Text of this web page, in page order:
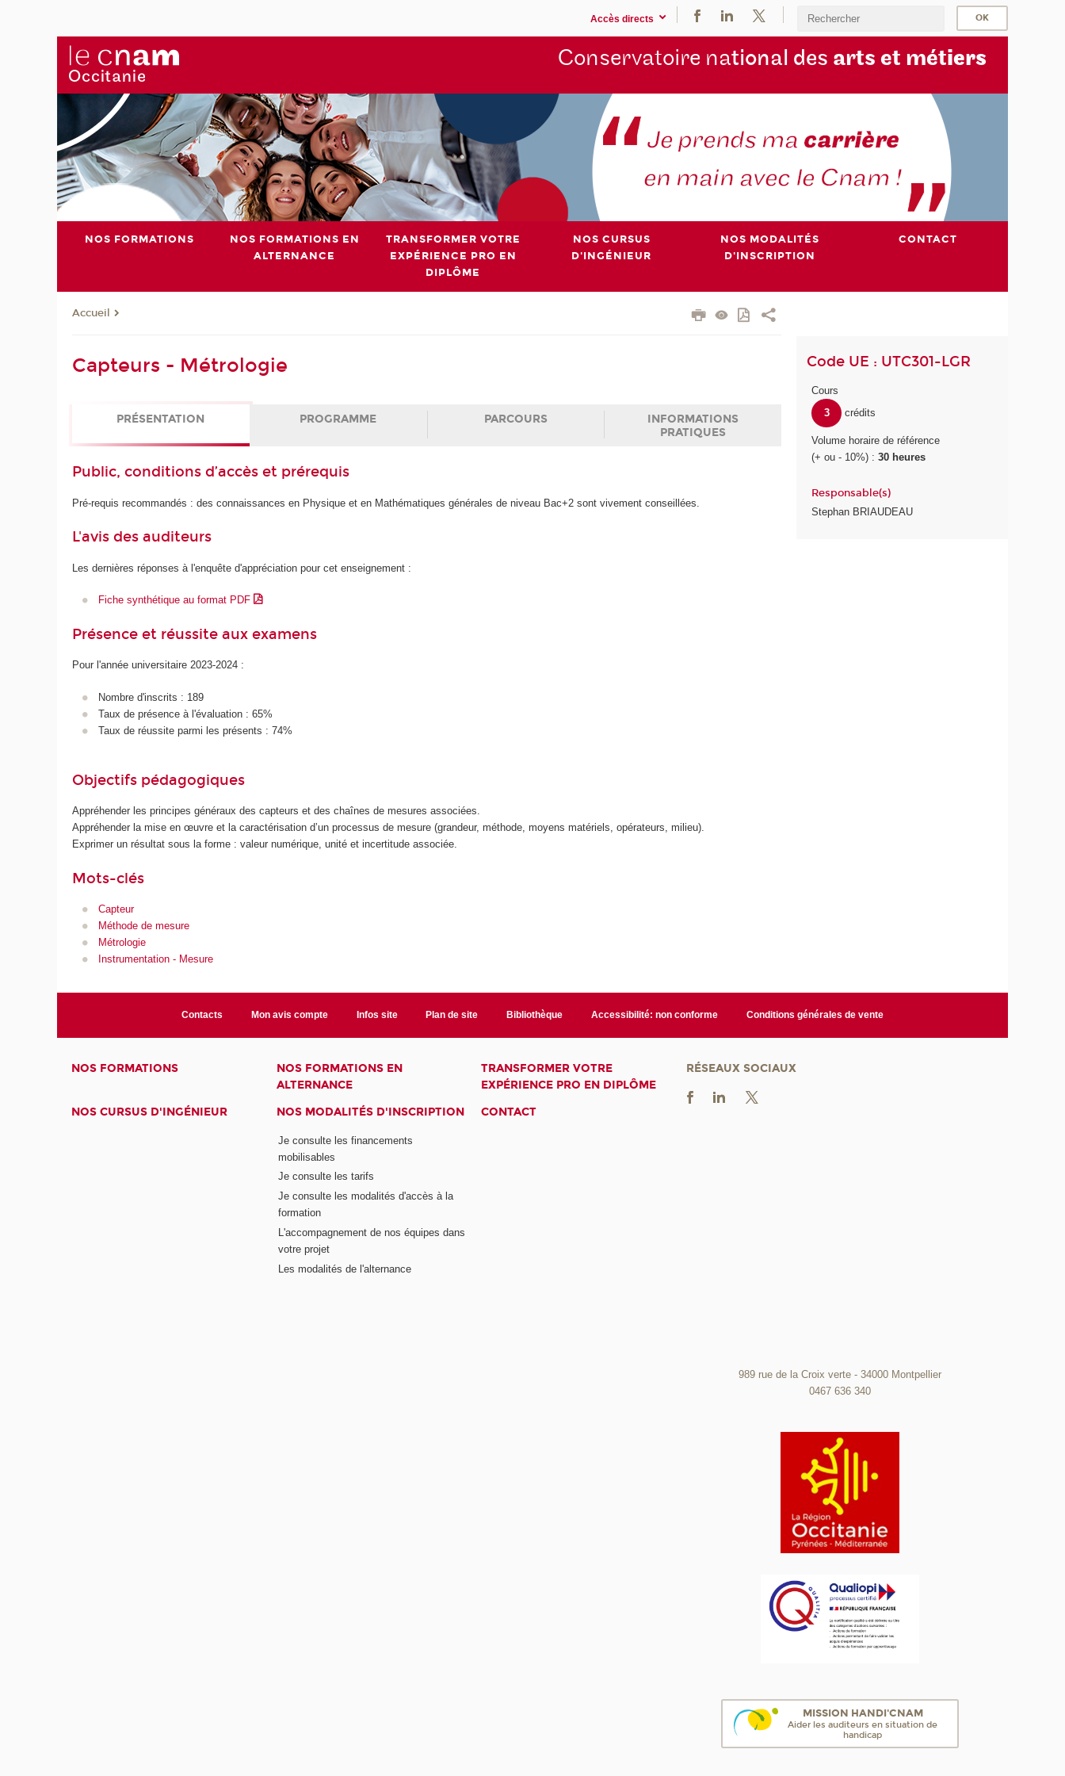
Accès directs
Conservatoire national des arts et métiers
NOS FORMATIONS
NOS FORMATIONS EN
ALTERNANCE
TRANSFORMER VOTRE
EXPÉRIENCE PRO EN
DIPLÔME
NOS CURSUS
D'INGÉNIEUR
NOS MODALITÉS
D'INSCRIPTION
CONTACT
Accueil
Capteurs - Métrologie
PRÉSENTATION PROGRAMME PARCOURS
INFORMATIONS
PRATIQUES
Public, conditions d’accès et prérequis
Pré-requis recommandés : des connaissances en Physique et en Mathématiques générales de niveau Bac+2 sont vivement conseillées.
L'avis des auditeurs
Les dernières réponses à l'enquête d'appréciation pour cet enseignement :
Fiche synthétique au format PDF
Présence et réussite aux examens
Pour l'année universitaire 2023-2024 :
Nombre d'inscrits : 189
Taux de présence à l'évaluation : 65%
Taux de réussite parmi les présents : 74%
Objectifs pédagogiques
Appréhender les principes généraux des capteurs et des chaînes de mesures associées.
Appréhender la mise en œuvre et la caractérisation d’un processus de mesure (grandeur, méthode, moyens matériels, opérateurs, milieu).
Exprimer un résultat sous la forme : valeur numérique, unité et incertitude associée.
Mots-clés
Capteur
Méthode de mesure
Métrologie
Instrumentation - Mesure
Code UE : UTC301-LGR
Cours
3
crédits
Volume horaire de référence
(+ ou - 10%) :30 heures
Responsable(s)
Stephan BRIAUDEAU
Contacts Mon avis compte Infos site Plan de site Bibliothèque Accessibilité: non conforme Conditions générales de vente
NOS FORMATIONS
NOS FORMATIONS EN
ALTERNANCE
TRANSFORMER VOTRE
EXPÉRIENCE PRO EN DIPLÔME
NOS CURSUS D'INGÉNIEUR
NOS MODALITÉS D'INSCRIPTION
Je consulte les financements
mobilisables
Je consulte les tarifs
Je consulte les modalités d'accès à la
formation
L'accompagnement de nos équipes dans
votre projet
Les modalités de l'alternance
CONTACT
RÉSEAUX SOCIAUX
989 rue de la Croix verte - 34000 Montpellier
0467 636 340
MISSION HANDI'CNAM
Aider les auditeurs en situation de
handicap